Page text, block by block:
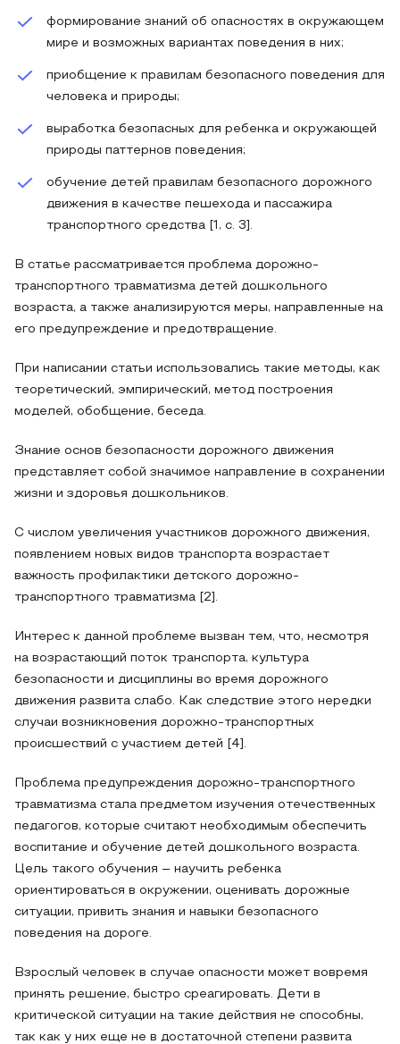
формирование знаний об опасностях в окружающем
мире и возможных вариантах поведения в них;
приобщение к правилам безопасного поведения для
человека и природы;
выработка безопасных для ребенка и окружающей
природы паттернов поведения;
обучение детей правилам безопасного дорожного
движения в качестве пешехода и пассажира
транспортного средства [1, с. 3].
В статье рассматривается проблема дорожно-
транспортного травматизма детей дошкольного
возраста, а также анализируются меры, направленные на
его предупреждение и предотвращение.
При написании статьи использовались такие методы, как
теоретический, эмпирический, метод построения
моделей, обобщение, беседа.
Знание основ безопасности дорожного движения
представляет собой значимое направление в сохранении
жизни и здоровья дошкольников.
С числом увеличения участников дорожного движения,
появлением новых видов транспорта возрастает
важность профилактики детского дорожно-
транспортного травматизма [2].
Интерес к данной проблеме вызван тем, что, несмотря
на возрастающий поток транспорта, культура
безопасности и дисциплины во время дорожного
движения развита слабо. Как следствие этого нередки
случаи возникновения дорожно-транспортных
происшествий с участием детей [4].
Проблема предупреждения дорожно-транспортного
травматизма стала предметом изучения отечественных
педагогов, которые считают необходимым обеспечить
воспитание и обучение детей дошкольного возраста.
Цель такого обучения – научить ребенка
ориентироваться в окружении, оценивать дорожные
ситуации, привить знания и навыки безопасного
поведения на дороге.
Взрослый человек в случае опасности может вовремя
принять решение, быстро среагировать. Дети в
критической ситуации на такие действия не способны,
так как у них еще не в достаточной степени развита